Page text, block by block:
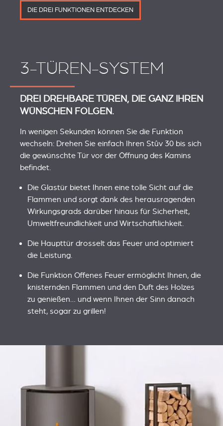
DIE DREI FUNKTIONEN ENTDECKEN
3-TÜREN-SYSTEM
DREI DREHBARE TÜREN, DIE GANZ IHREN
WÜNSCHEN FOLGEN.
In wenigen Sekunden können Sie die Funktion
wechseln: Drehen Sie einfach Ihren Stûv 30 bis sich
die gewünschte Tür vor der Öffnung des Kamins
befindet.
Die Glastür bietet Ihnen eine tolle Sicht auf die
Flammen und sorgt dank des herausragenden
Wirkungsgrads darüber hinaus für Sicherheit,
Umweltfreundlichkeit und Wirtschaftlichkeit.
Die Haupttür drosselt das Feuer und optimiert
die Leistung.
Die Funktion Offenes Feuer ermöglicht Ihnen, die
knisternden Flammen und den Duft des Holzes
zu genießen… und wenn Ihnen der Sinn danach
steht, sogar zu grillen!